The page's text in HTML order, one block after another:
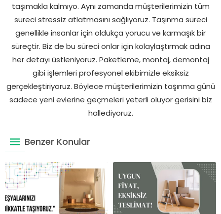
taşımakla kalmıyo. Aynı zamanda müşterilerimizin tüm
süreci stressiz atlatmasını sağlıyoruz. Taşınma süreci
genellikle insanlar için oldukça yorucu ve karmaşık bir
süreçtir. Biz de bu süreci onlar için kolaylaştırmak adına
her detayı üstleniyoruz. Paketleme, montaj, demontaj
gibi işlemleri profesyonel ekibimizle eksiksiz
gerçekleştiriyoruz. Böylece müşterilerimizin taşınma günü
sadece yeni evlerine geçmeleri yeterli oluyor gerisini biz
hallediyoruz.
Benzer Konular